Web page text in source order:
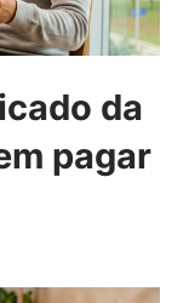
da
pagar